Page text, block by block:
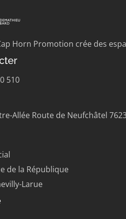
Horn Promotion crée des
510
Allée Route de Neufchâtel
de la République
Larue